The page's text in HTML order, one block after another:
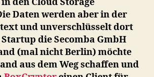
Daten werden aber in der
und unverschlüsselt dort
Startup die Secomba GmbH
(mal nicht Berlin) möchte
aus dem Weg schaffen und